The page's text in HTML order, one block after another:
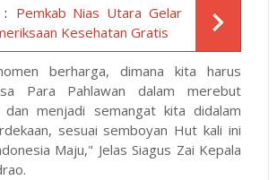
Pemkab Nias Utara Gelar
Kesehatan Gratis
berharga, dimana kita harus
Para Pahlawan dalam merebut
dan menjadi semangat kita didalam
sesuai semboyan Hut kali ini
Maju," Jelas Siagus Zai Kepala